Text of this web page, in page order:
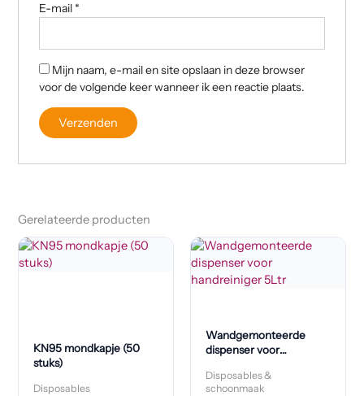
E-mail *
Mijn naam, e-mail en site opslaan in deze browser
voor de volgende keer wanneer ik een reactie plaats.
Gerelateerde producten
KN95 mondkapje (50
stuks)
Disposables
Wandgemonteerde
dispenser voor
Disposables &
schoonmaak